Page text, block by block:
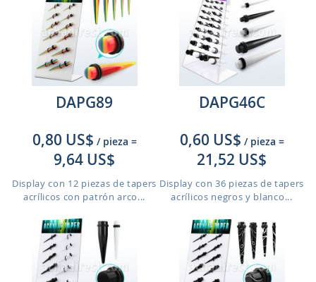
DAPG89
0,80 US$ / pieza =
9,64 US$
Display con 12 piezas de tapers
acrílicos con patrón arco...
DAPG46C
0,60 US$ / pieza =
21,52 US$
Display con 36 piezas de tapers
acrílicos negros y blanco...